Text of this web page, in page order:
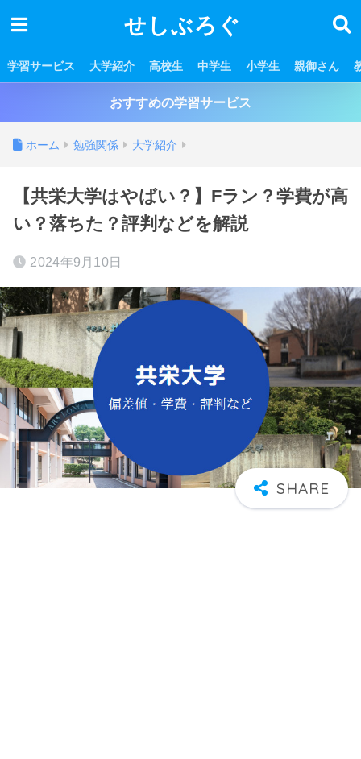
せしぶろぐ
学習サービス 大学紹介 高校生 中学生 小学生 親御さん
おすすめの学習サービス
ホーム 勉強関係 大学紹介
【共栄大学はやばい？】Fラン？学費が高
い？落ちた？評判などを解説
2024年9月10日